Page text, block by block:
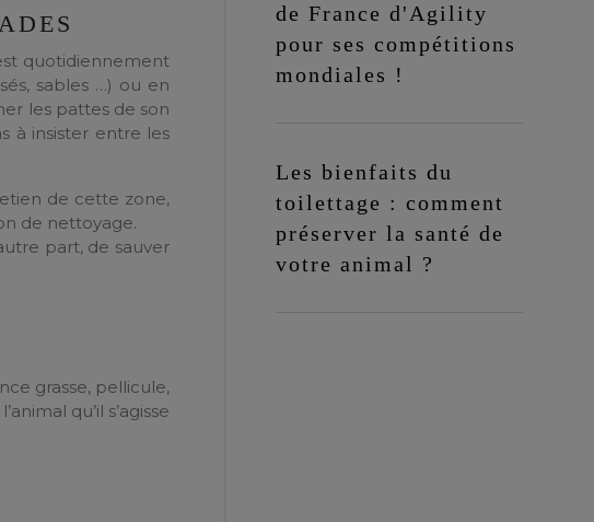
quotidiennement
sables …) ou en
les pattes de son
à insister entre les
de cette zone,
de nettoyage.
part, de sauver
grasse, pellicule,
qu’il s’agisse
de France d'Agility
pour ses compétitions
mondiales !
Les bienfaits du
toilettage : comment
préserver la santé de
votre animal ?